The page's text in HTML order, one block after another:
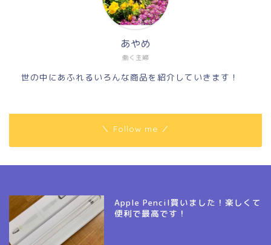
働く主婦
あやめ
世の中にあふれるいろんな商品を紹介していきます！
＼ Follow me ／
Apple Pencil買いました！楽しくて
便利で最高です！